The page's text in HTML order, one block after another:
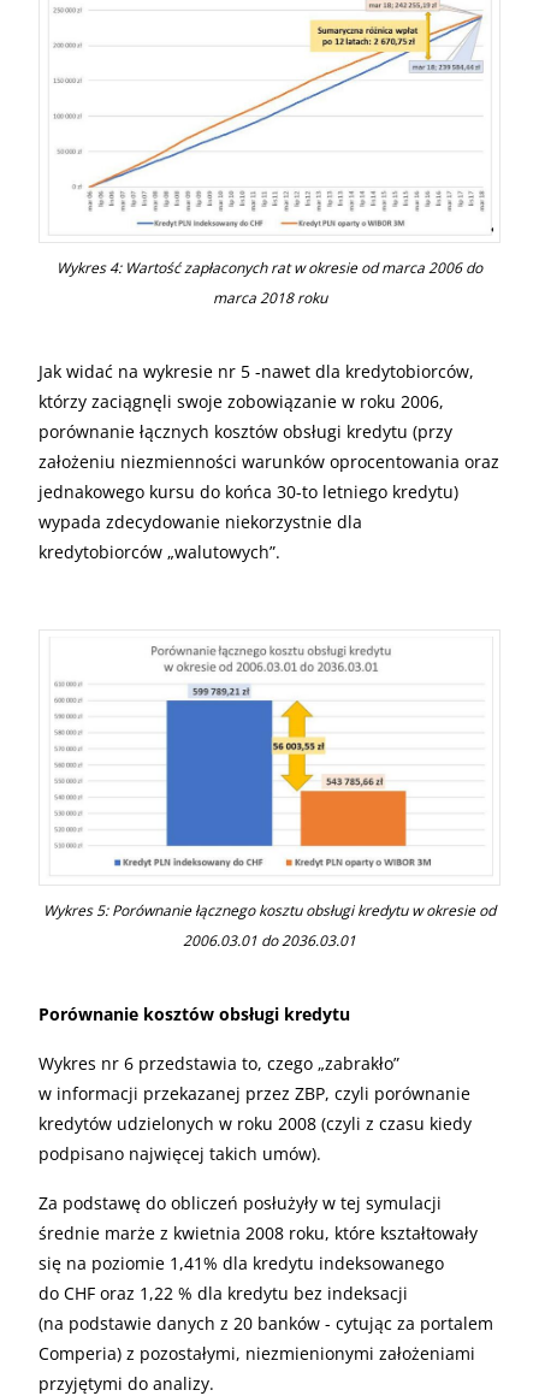
Wykres 4: Wartość zapłaconych rat w okresie od marca 2006 do
marca 2018 roku
Jak widać na wykresie nr 5 -nawet dla kredytobiorców,
którzy zaciągnęli swoje zobowiązanie w roku 2006,
porównanie łącznych kosztów obsługi kredytu (przy
założeniu niezmienności warunków oprocentowania oraz
jednakowego kursu do końca 30-to letniego kredytu)
wypada zdecydowanie niekorzystnie dla
kredytobiorców „walutowych”.
Wykres 5: Porównanie łącznego kosztu obsługi kredytu w okresie od
2006.03.01 do 2036.03.01
Porównanie kosztów obsługi kredytu
Wykres nr 6 przedstawia to, czego „zabrakło”
w informacji przekazanej przez ZBP, czyli porównanie
kredytów udzielonych w roku 2008 (czyli z czasu kiedy
podpisano najwięcej takich umów).
Za podstawę do obliczeń posłużyły w tej symulacji
średnie marże z kwietnia 2008 roku, które kształtowały
się na poziomie 1,41% dla kredytu indeksowanego
do CHF oraz 1,22 % dla kredytu bez indeksacji
(na podstawie danych z 20 banków - cytując za portalem
Comperia) z pozostałymi, niezmienionymi założeniami
przyjętymi do analizy.